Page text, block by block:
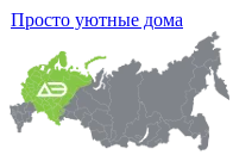
Просто уютные дома